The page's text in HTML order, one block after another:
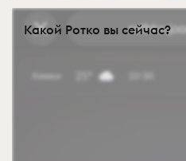
Какой Ротко вы сейчас?